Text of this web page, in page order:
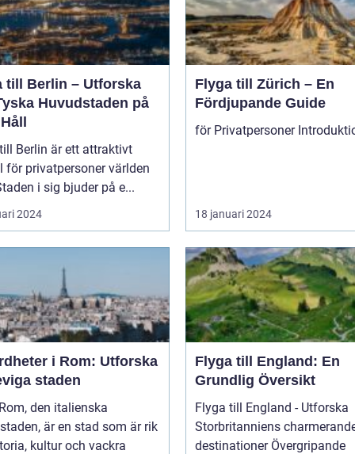
till Berlin – Utforska
Huvudstaden på
Berlin är ett attraktivt
för privatpersoner världen
i sig bjuder på e...
2024
Flyga till Zürich – En
Fördjupande Guide
18 januari 2024
i Rom: Utforska
staden
är en stad som är rik
kultur och vackra
Flyga till England: En
Grundlig Översikt
Flyga till England - Utforska
Storbritanniens
destinationer Övergripande